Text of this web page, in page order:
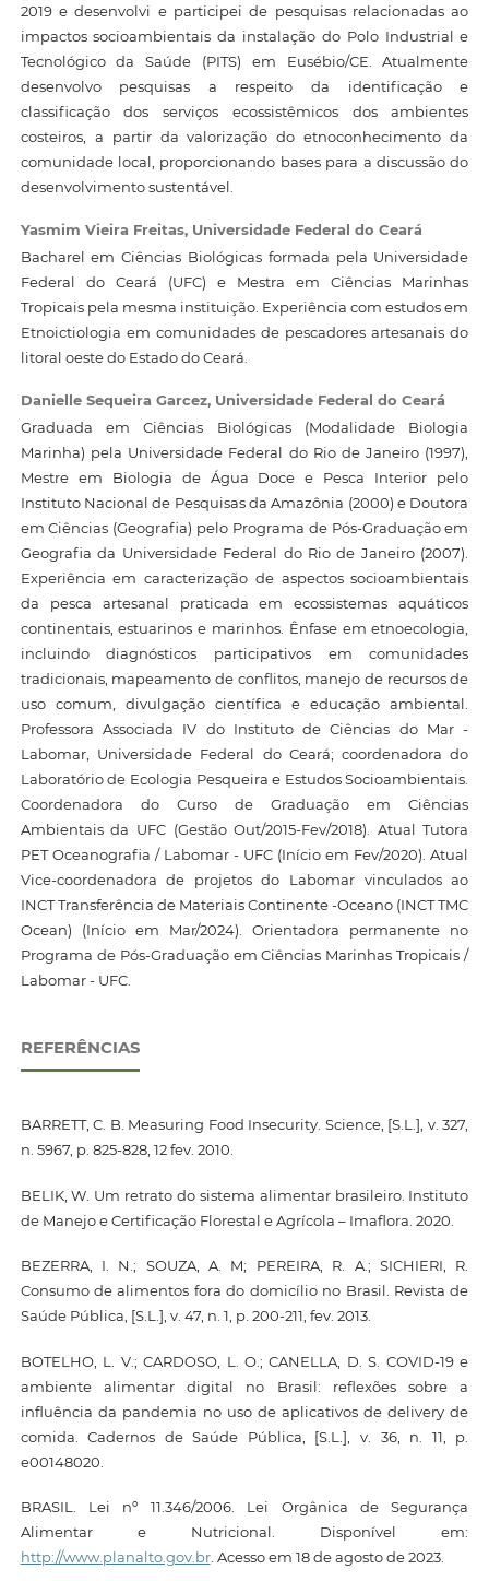
2019 e desenvolvi e participei de pesquisas relacionadas ao
impactos socioambientais da instalação do Polo Industrial e
Tecnológico da Saúde (PITS) em Eusébio/CE. Atualmente
desenvolvo pesquisas a respeito da identificação e
classificação dos serviços ecossistêmicos dos ambientes
costeiros, a partir da valorização do etnoconhecimento da
comunidade local, proporcionando bases para a discussão do
desenvolvimento sustentável.
Yasmim Vieira Freitas, Universidade Federal do Ceará
Bacharel em Ciências Biológicas formada pela Universidade
Federal do Ceará (UFC) e Mestra em Ciências Marinhas
Tropicais pela mesma instituição. Experiência com estudos em
Etnoictiologia em comunidades de pescadores artesanais do
litoral oeste do Estado do Ceará.
Danielle Sequeira Garcez, Universidade Federal do Ceará
Graduada em Ciências Biológicas (Modalidade Biologia
Marinha) pela Universidade Federal do Rio de Janeiro (1997),
Mestre em Biologia de Água Doce e Pesca Interior pelo
Instituto Nacional de Pesquisas da Amazônia (2000) e Doutora
em Ciências (Geografia) pelo Programa de Pós-Graduação em
Geografia da Universidade Federal do Rio de Janeiro (2007).
Experiência em caracterização de aspectos socioambientais
da pesca artesanal praticada em ecossistemas aquáticos
continentais, estuarinos e marinhos. Ênfase em etnoecologia,
incluindo diagnósticos participativos em comunidades
tradicionais, mapeamento de conflitos, manejo de recursos de
uso comum, divulgação científica e educação ambiental.
Professora Associada IV do Instituto de Ciências do Mar -
Labomar, Universidade Federal do Ceará; coordenadora do
Laboratório de Ecologia Pesqueira e Estudos Socioambientais.
Coordenadora do Curso de Graduação em Ciências
Ambientais da UFC (Gestão Out/2015-Fev/2018). Atual Tutora
PET Oceanografia / Labomar - UFC (Início em Fev/2020). Atual
Vice-coordenadora de projetos do Labomar vinculados ao
INCT Transferência de Materiais Continente -Oceano (INCT TMC
Ocean) (Início em Mar/2024). Orientadora permanente no
Programa de Pós-Graduação em Ciências Marinhas Tropicais /
Labomar - UFC.
REFERÊNCIAS
BARRETT, C. B. Measuring Food Insecurity. Science, [S.L.], v. 327,
n. 5967, p. 825-828, 12 fev. 2010.
BELIK, W. Um retrato do sistema alimentar brasileiro. Instituto
de Manejo e Certificação Florestal e Agrícola – Imaflora. 2020.
BEZERRA, I. N.; SOUZA, A. M; PEREIRA, R. A.; SICHIERI, R.
Consumo de alimentos fora do domicílio no Brasil. Revista de
Saúde Pública, [S.L.], v. 47, n. 1, p. 200-211, fev. 2013.
BOTELHO, L. V.; CARDOSO, L. O.; CANELLA, D. S. COVID-19 e
ambiente alimentar digital no Brasil: reflexões sobre a
influência da pandemia no uso de aplicativos de delivery de
comida. Cadernos de Saúde Pública, [S.L.], v. 36, n. 11, p.
e00148020.
BRASIL. Lei nº 11.346/2006. Lei Orgânica de Segurança
Alimentar e Nutricional. Disponível em:
http://www.planalto.gov.br. Acesso em 18 de agosto de 2023.